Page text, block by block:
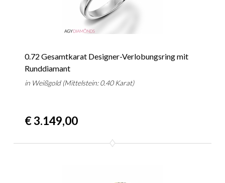
0.72 Gesamtkarat Designer-Verlobungsring mit
Runddiamant
in Weißgold (Mittelstein: 0.40 Karat)
€ 3.149,00